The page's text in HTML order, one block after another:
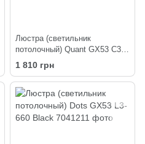
Люстра (светильник
потолочный) Quant GX53 C3-
350 Black
1 810 грн